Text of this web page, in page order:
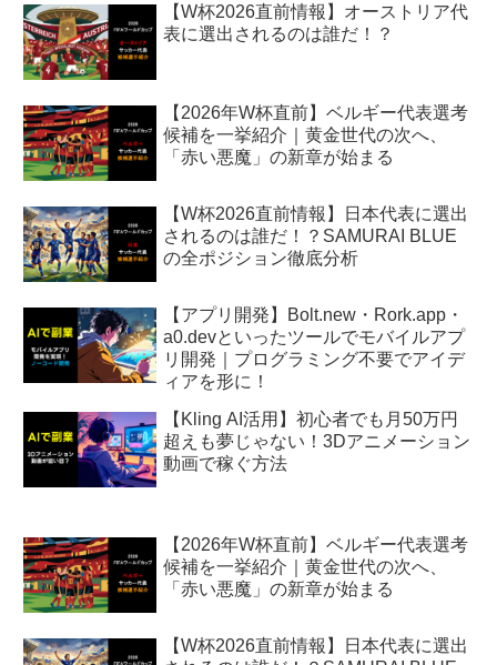
【W杯2026直前情報】オーストリア代
表に選出されるのは誰だ！？
【2026年W杯直前】ベルギー代表選考
候補を一挙紹介｜黄金世代の次へ、
「赤い悪魔」の新章が始まる
【W杯2026直前情報】日本代表に選出
されるのは誰だ！？SAMURAI BLUE
の全ポジション徹底分析
【アプリ開発】Bolt.new・Rork.app・
a0.devといったツールでモバイルアプ
リ開発｜プログラミング不要でアイデ
ィアを形に！
【Kling AI活用】初心者でも月50万円
超えも夢じゃない！3Dアニメーション
動画で稼ぐ方法
【2026年W杯直前】ベルギー代表選考
候補を一挙紹介｜黄金世代の次へ、
「赤い悪魔」の新章が始まる
【W杯2026直前情報】日本代表に選出